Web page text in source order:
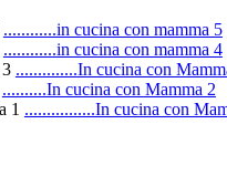
............in cucina con mamma 5
............in cucina con mamma 4
..............In cucina con
..........In cucina con Mamma 2
................In cucina con